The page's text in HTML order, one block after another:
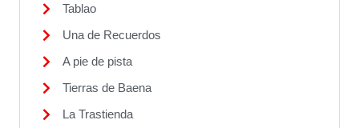
Tablao
Una de Recuerdos
A pie de pista
Tierras de Baena
La Trastienda